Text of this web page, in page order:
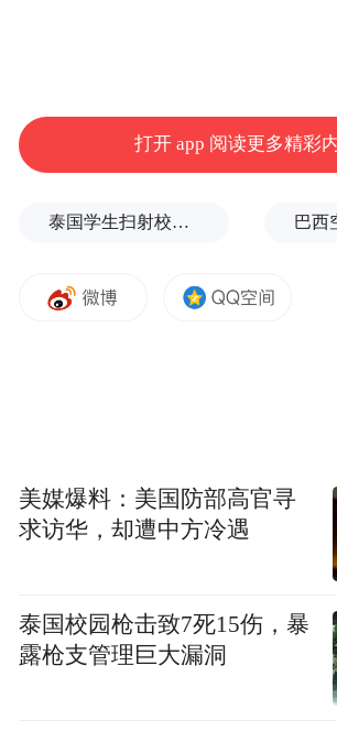
在三分钟窗口内有多达20000
货易手。
CreditSights美国投资级债券
发行似乎有点升温，从技术角
上周发布的美国4月CPI报告
国国债市场连续第三周上涨，
价压力缓解，将允许美联储今
不过，本周伊始发表最新讲
官员，措辞依然较为谨慎，
打开 app 阅读更多精彩
泰国学生扫射校园，致7死15伤，犯案前先射杀祖父母
美媒爆料：美国防部高官寻
求访华，却遭中方冷遇
泰国校园枪击致7死15伤，暴
露枪支管理巨大漏洞